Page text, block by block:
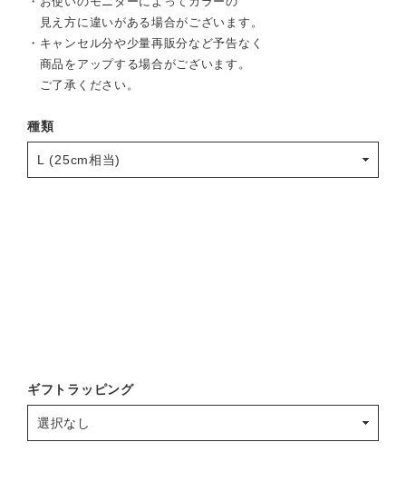
見え方に違いがある場合がございます。
・キャンセル分や少量再販分など予告なく
商品をアップする場合がございます。
ご了承ください。
種類
ギフトラッピング